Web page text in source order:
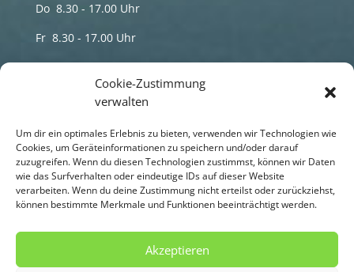
Cookie-Zustimmung
verwalten
Um dir ein optimales Erlebnis zu bieten, verwenden wir Technologien wie
Cookies, um Geräteinformationen zu speichern und/oder darauf
zuzugreifen. Wenn du diesen Technologien zustimmst, können wir Daten
wie das Surfverhalten oder eindeutige IDs auf dieser Website
verarbeiten. Wenn du deine Zustimmung nicht erteilst oder zurückziehst,
können bestimmte Merkmale und Funktionen beeinträchtigt werden.
Akzeptieren
Do 8.30 - 17.00 Uhr
Fr 8.30 - 17.00 Uhr
Termine nur nach telefonischer Vereinbarung
Sprechzeiten
HP Maren Schmidt Naturheilpraxis
Di 8.00 - 18.00 Uhr
Termine nur nach telefonischer Vereinbarung